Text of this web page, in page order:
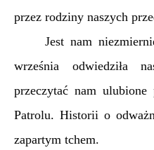
przez rodziny naszych
Jest nam
września odwiedziła
przeczytać nam ulubione
Patrolu. Historii o
zapartym tchem.